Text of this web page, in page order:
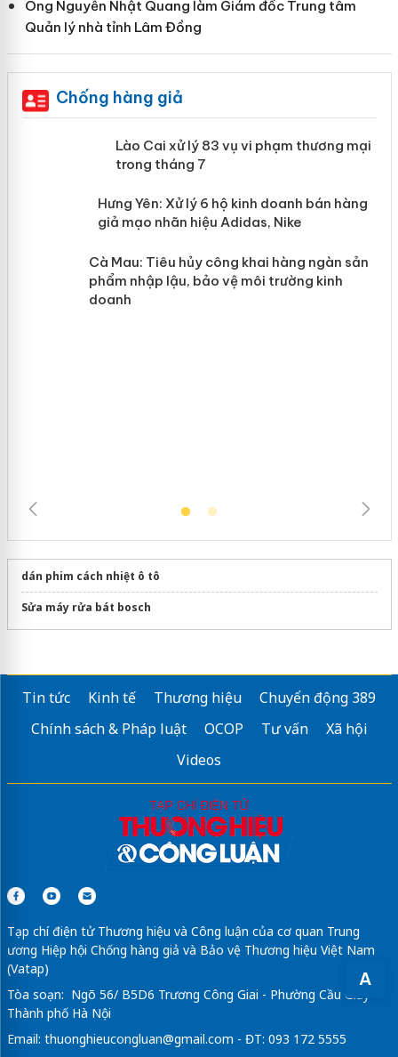
A
Ông Nguyễn Nhật Quang làm Giám đốc Trung tâm
Quản lý nhà tỉnh Lâm Đồng
Chống hàng giả
Lào Cai xử lý 83 vụ vi phạm thương
mại trong tháng 7
Hưng Yên: Xử lý 6 hộ kinh doanh bán
hàng giả mạo nhãn hiệu Adidas, Nike
dán phim cách nhiệt ô tô
Sửa máy rửa bát bosch
Tin tức Kinh tế Thương hiệu
Chuyển động 389
Chính sách & Pháp luật
OCOP Tư vấn
Xã hội
Videos
Tạp chí điện tử Thương hiệu và Công luận của cơ quan Trung
ương Hiệp hội Chống hàng giả và Bảo vệ Thương hiệu Việt Nam
(Vatap)
Tòa soạn: Ngõ 56/ B5D6 Trương Công Giai - Phường Cầu Giấy -
Thành phố Hà Nội
Email: thuonghieucongluan@gmail.com - ĐT: 093 172 5555